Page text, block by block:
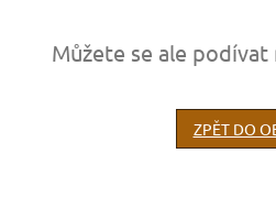
Můžete se ale
ZPĚT DO